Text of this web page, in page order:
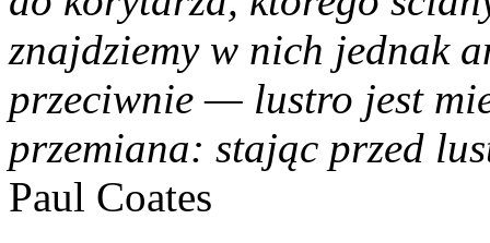
znajdziemy w nich jednak
przeciwnie — lustro jest
przemiana: stając przed
Paul Coates